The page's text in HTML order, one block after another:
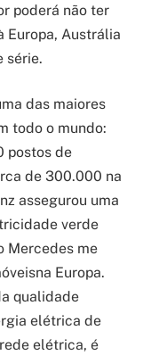
poderá não ter
Europa, Austrália
série.
das maiores
todo o mundo:
postos de
de 300.000 na
assegurou uma
verde
Mercedes me
Europa.
qualidade
elétrica de
elétrica, é